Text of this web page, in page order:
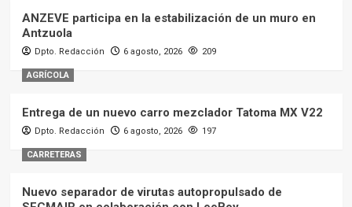
ANZEVE participa en la estabilización de un muro en
Antzuola
Dpto. Redacción 6 agosto, 2026 209
AGRÍCOLA
Entrega de un nuevo carro mezclador Tatoma MX V22
Dpto. Redacción 6 agosto, 2026 197
CARRETERAS
Nuevo separador de virutas autopropulsado de